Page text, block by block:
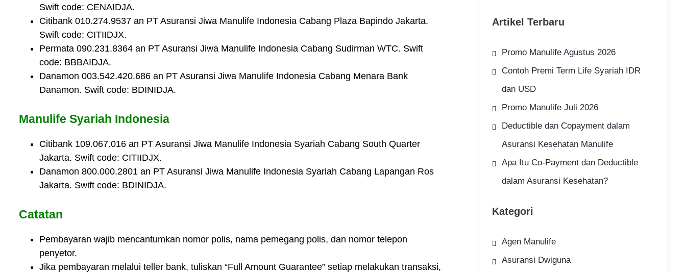
Swift code: CENAIDJA.
Citibank 010.274.9537 an PT Asuransi Jiwa Manulife Indonesia Cabang Plaza Bapindo Jakarta.
Swift code: CITIIDJX.
Permata 090.231.8364 an PT Asuransi Jiwa Manulife Indonesia Cabang Sudirman WTC. Swift
code: BBBAIDJA.
Danamon 003.542.420.686 an PT Asuransi Jiwa Manulife Indonesia Cabang Menara Bank
Danamon. Swift code: BDINIDJA.
Manulife Syariah Indonesia
Citibank 109.067.016 an PT Asuransi Jiwa Manulife Indonesia Syariah Cabang South Quarter
Jakarta. Swift code: CITIIDJX.
Danamon 800.000.2801 an PT Asuransi Jiwa Manulife Indonesia Syariah Cabang Lapangan Ros
Jakarta. Swift code: BDINIDJA.
Catatan
Pembayaran wajib mencantumkan nomor polis, nama pemegang polis, dan nomor telepon
penyetor.
Jika pembayaran melalui teller bank, tuliskan “Full Amount Guarantee” setiap melakukan transaksi,
Artikel Terbaru
Promo Manulife Agustus 2026
Contoh Premi Term Life Syariah IDR
dan USD
Promo Manulife Juli 2026
Deductible dan Copayment dalam
Asuransi Kesehatan Manulife
Apa Itu Co-Payment dan Deductible
dalam Asuransi Kesehatan?
Kategori
Agen Manulife
Asuransi Dwiguna